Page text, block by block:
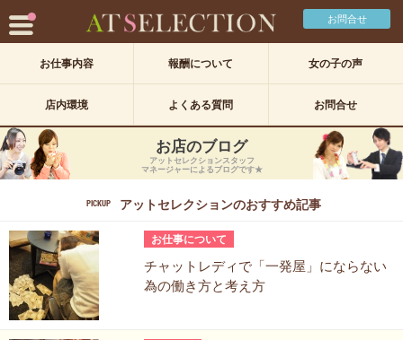
お問合せ
お仕事内容 報酬について 女の子の声
店内環境 よくある質問 お問合せ
お店のブログ
アットセレクションスタッフ
マネージャーによるブログです★
PICKUP アットセレクションのおすすめ記事
お仕事について
チャットレディで「一発屋」にならない
為の働き方と考え方